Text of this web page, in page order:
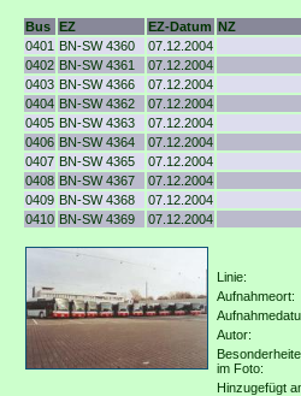
Bus EZ EZ-Datum NZ
0401 BN-SW 4360
07.12.2004
0402 BN-SW 4361
07.12.2004
0403 BN-SW 4366
07.12.2004
0404 BN-SW 4362
07.12.2004
0405 BN-SW 4363
07.12.2004
0406 BN-SW 4364
07.12.2004
0407 BN-SW 4365
07.12.2004
0408 BN-SW 4367
07.12.2004
0409 BN-SW 4368
07.12.2004
0410 BN-SW 4369 07.12.2004
Linie:
Aufnahmeort:
Autor:
im Foto:
Hinzugefügt